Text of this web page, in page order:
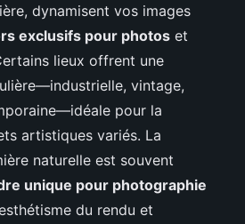
dynamisent vos images
exclusifs pour photos et
lieux offrent une
vintage,
pour la
artistiques variés. La
naturelle est souvent
unique pour photographie
du rendu et